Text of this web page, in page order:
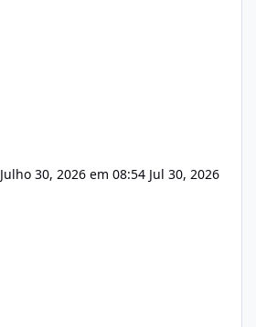
Julho 30, 2026 em 08:54 Jul 30, 2026